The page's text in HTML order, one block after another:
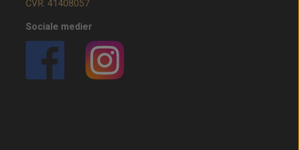
CVR: 41408057
Sociale medier